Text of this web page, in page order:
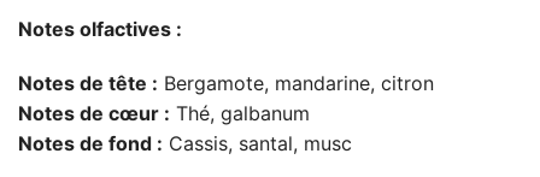
Notes olfactives :
Notes de tête : Bergamote, mandarine, citron
Notes de cœur : Thé, galbanum
Notes de fond : Cassis, santal, musc